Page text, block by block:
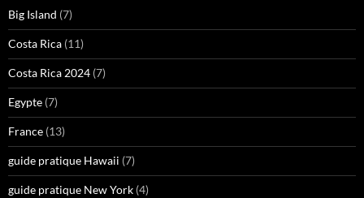
Big Island (7)
Costa Rica (11)
Costa Rica 2024 (7)
Egypte (7)
France (13)
guide pratique Hawaii (7)
guide pratique New York (4)